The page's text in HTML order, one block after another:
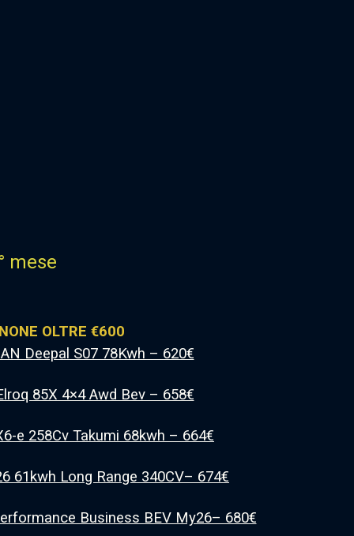
mese
OLTRE €600
Deepal S07 78Kwh – 620€
85X 4×4 Awd Bev – 658€
e 258Cv Takumi 68kwh – 664€
61kwh Long Range 340CV– 674€
Business BEV My26– 680€